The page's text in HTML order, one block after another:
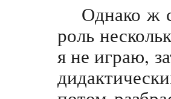
Однако ж
роль
я не играю,